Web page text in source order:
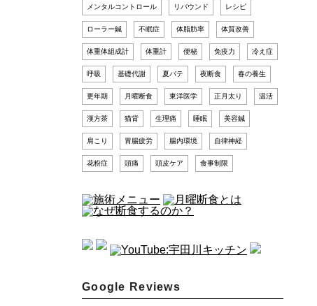
メンタルコントロール リバウンド レシピ
ローラー鍼 不眠症 体脂肪率 体質改善
体重体組成計 体重計 便秘 免疫力 冷え症
呼吸 基礎代謝 夏バテ 夜断食 春の養生
更年期 月曜断食 東洋医学 正月太り 温活
漢方茶 猫背 生理痛 睡眠 美容鍼
肩こり 胃腸疲労 腸内環境 自律神経
花粉症 頭痛 頭皮ケア 食事制限
Google Reviews